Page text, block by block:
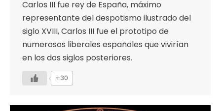
Carlos III fue rey de España, máximo
representante del despotismo ilustrado del
siglo XVIII, Carlos III fue el prototipo de
numerosos liberales españoles que vivirían
en los dos siglos posteriores.
+30